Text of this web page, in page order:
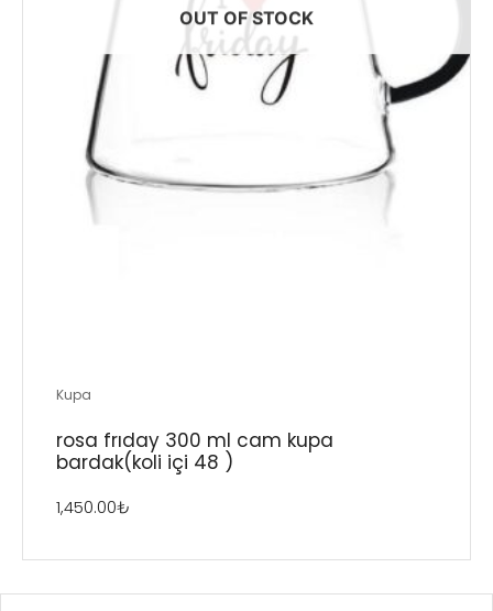
OUT OF STOCK
Kupa
rosa friday 300 ml cam kupa
bardak(koli̇ i̇çi̇ 48 )
1,450.00₺